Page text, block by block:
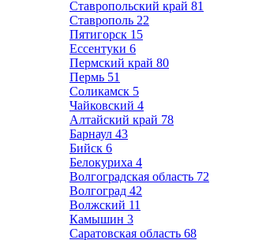
Ставропольский край 81
Ставрополь 22
Пятигорск 15
Ессентуки 6
Пермский край 80
Пермь 51
Соликамск 5
Чайковский 4
Алтайский край 78
Барнаул 43
Бийск 6
Белокуриха 4
Волгоградская область 72
Волгоград 42
Волжский 11
Камышин 3
Саратовская область 68